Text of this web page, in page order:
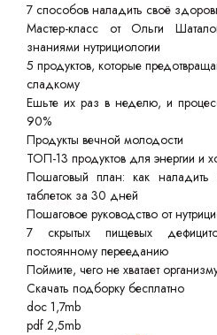
7 способов наладить своё
Мастер-класс от Ольги
знаниями нутрициологии
5 продуктов, которые
сладкому
Ешьте их раз в неделю, и
90%
Продукты вечной молодости
ТОП-13 продуктов для энергии и
Пошаговый план: как наладить
таблеток за 30 дней
Пошаговое руководство от
7 скрытых пищевых
постоянному перееданию
Поймите, чего не хватает
Скачать подборку бесплатно
doc 1,7mb
pdf 2,5mb